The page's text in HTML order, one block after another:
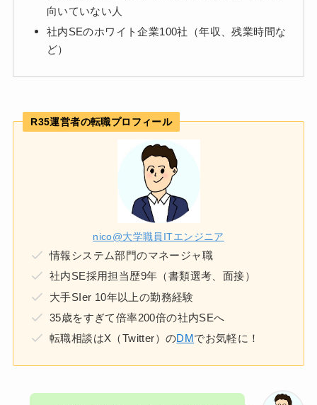
向いていない人
社内SEのホワイト企業100社（年収、残業時間な
ど）
R35運営者の転職プロフィール
nico@大学職員ITエンジニア
情報システム部門のマネージャ職
社内SE採用担当歴9年（書類選考、面接）
大手SIer 10年以上の勤務経験
35歳をすぎて倍率200倍の社内SEへ
転職相談はX（Twitter）のDMでお気軽に！